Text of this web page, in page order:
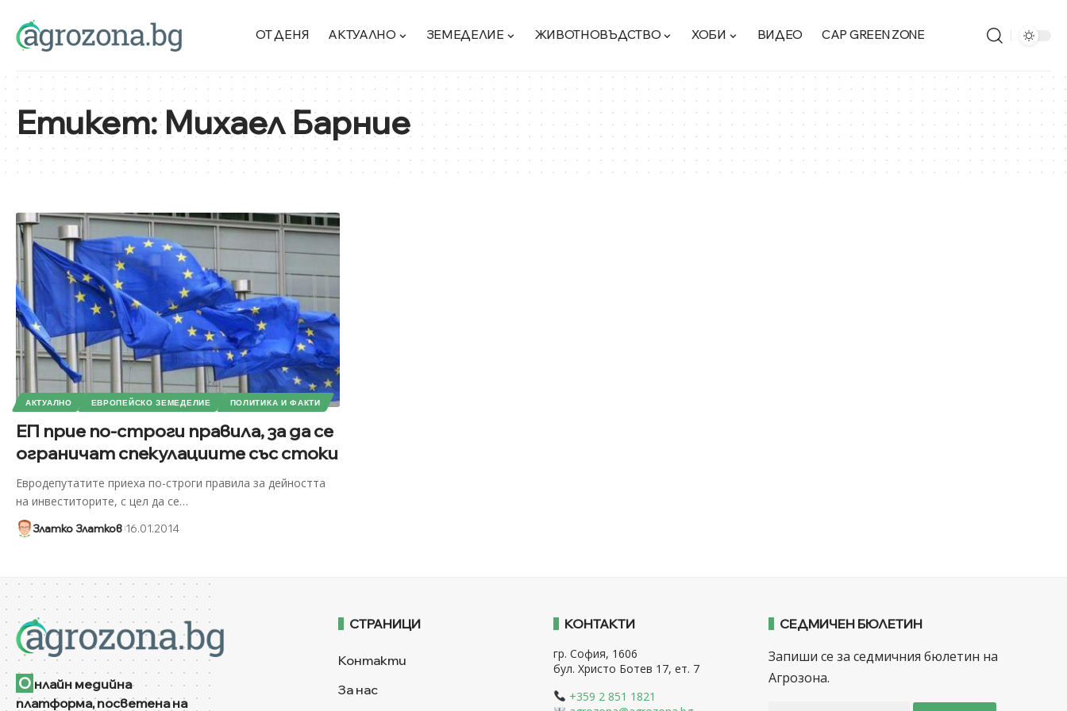
ОТ ДЕНЯ АКТУАЛНО ЗЕМЕДЕЛИЕ ЖИВОТНОВЪДСТВО ХОБИ ВИДЕО CAP GREEN ZONE
Етикет:Михаел Барние
АКТУАЛНО ЕВРОПЕЙСКО ЗЕМЕДЕЛИЕ ПОЛИТИКА И ФАКТИ
ЕП прие по-строги правила, за да се
ограничат спекулациите със стоки
Евродепутатите приеха по-строги правила за дейността
на инвеститорите, с цел да се…
Златко Златков 16.01.2014
О нлайн медийна
платформа, посветена на
СТРАНИЦИ
Контакти
За нас
КОНТАКТИ
гр. София, 1606
бул. Христо Ботев 17, ет. 7
+359 2 851 1821
СЕДМИЧЕН БЮЛЕТИН
Запиши се за седмичния бюлетин на
Агрозона.